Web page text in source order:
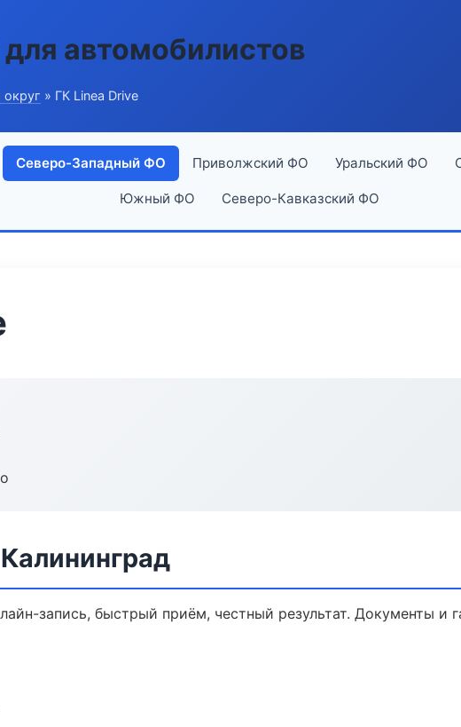
автомобилистов
» ГК Linea Drive
Северо-Западный ФО Приволжский ФО Уральский ФО
Южный ФО Северо-Кавказский ФО
запись, быстрый приём, честный результат. Документы и